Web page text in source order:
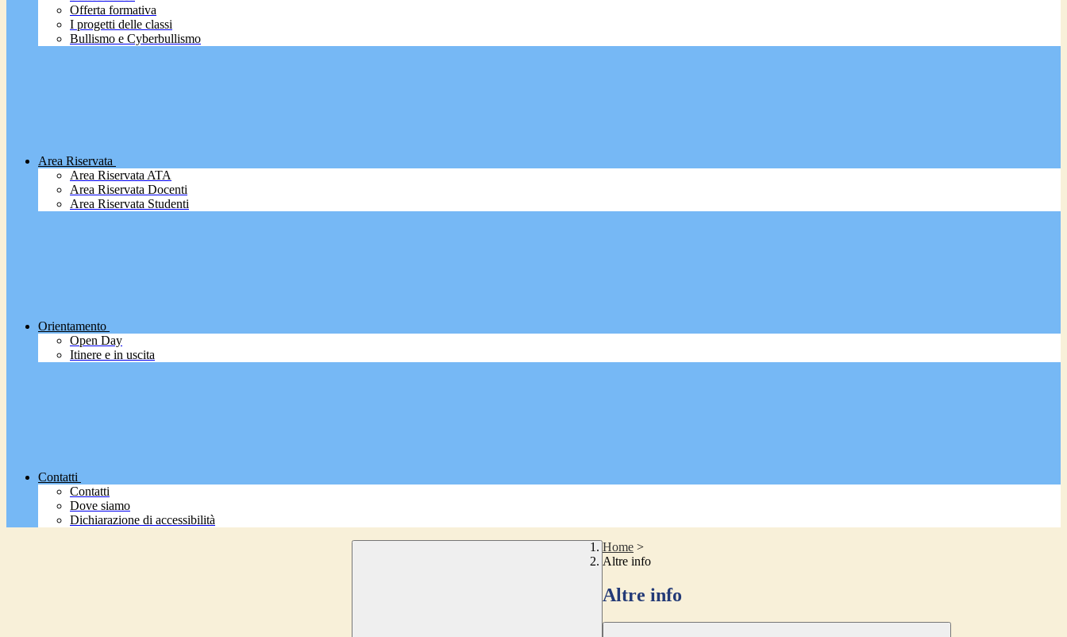
Offerta formativa
I progetti delle classi
Bullismo e Cyberbullismo
Area Riservata
Area Riservata ATA
Area Riservata Docenti
Area Riservata Studenti
Orientamento
Open Day
Itinere e in uscita
Contatti
Contatti
Dove siamo
Dichiarazione di accessibilità
Home >
Altre info
Altre info